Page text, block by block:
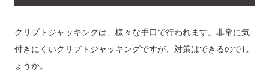
クリプトジャッキングは、様々な手口で行われます。非常に気
付きにくいクリプトジャッキングですが、対策はできるのでし
ょうか。